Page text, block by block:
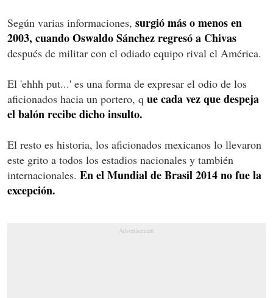
Según varias informaciones, surgió más o menos en
2003, cuando Oswaldo Sánchez regresó a Chivas
después de militar con el odiado equipo rival el América.
El 'ehhh put...' es una forma de expresar el odio de los
aficionados hacia un portero, q ue cada vez que despeja
el balón recibe dicho insulto.
El resto es historia, los aficionados mexicanos lo llevaron
este grito a todos los estadios nacionales y también
internacionales. En el Mundial de Brasil 2014 no fue la
excepción.